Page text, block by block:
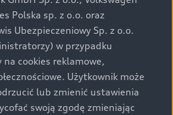
ustalenie ceny, wyposażenia i
następują w umowie sprzedaży, a
technicznych zawiera
typu pojazdu. Zastrzegamy
i pomyłek. Wszelkie informacje
są aktualne na dzień ich
uzyskania najnowszych
kontaktować się z Partnerem Marki
Polska sp. z o.o. oraz
Ubezpieczeniowy Sp. z o.o.
w przypadku
na cookies reklamowe,
Użytkownik może
lub zmienić ustawienia
swoją zgodę zmieniając